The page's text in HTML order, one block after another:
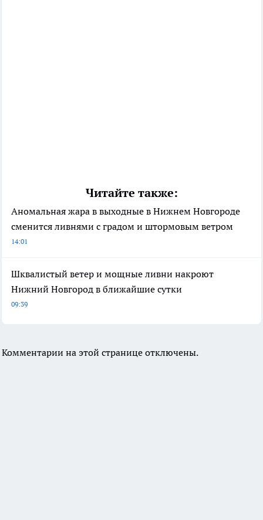
Читайте также:
Аномальная жара в выходные в Нижнем Новгороде
сменится ливнями с градом и штормовым ветром
14:01
Шквалистый ветер и мощные ливни накроют
Нижний Новгород в ближайшие сутки
09:39
Комментарии на этой странице отключены.